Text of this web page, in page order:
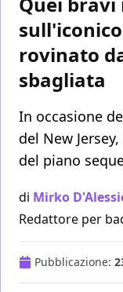
rovinato
sbagliata
In occasione
del New
del piano
di Mirko
Redattore per
Pubblicazione: